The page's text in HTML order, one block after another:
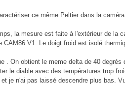
ce même Peltier dans la
la mesure est faite à l'extérieur de la
CAM86 V1. Le doigt froid est isolé
. On obtient le meme delta de 40
le diable avec des températures trop
je n'ai pas laissé descendre plus bas.